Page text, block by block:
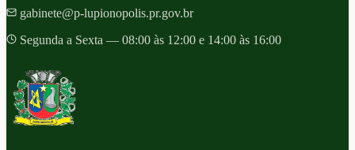
gabinete@p-lupionopolis.pr.gov.br
Segunda a Sexta — 08:00 às 12:00 e 14:00 às 16:00